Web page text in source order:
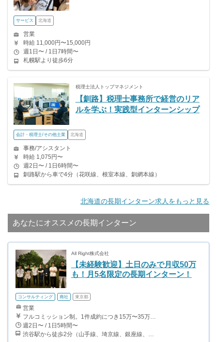
サービス 北海道
営業
時給 11,000円〜15,000円
週1日〜 / 1日7時間〜
札幌駅より徒歩6分
税理士法人トップマネジメント
【釧路】税理士事務所で経営のリア
ルを学ぶ！実践型インターンシップ
会計・税理士/その他士業 北海道
事務/アシスタント
時給 1,075円〜
週2日〜 / 1日6時間〜
釧路駅から車で4分（花咲線、根室本線、釧網本線）
北海道の長期インターン求人をもっと見る
あなたにオススメの長期インターン
All Right株式会社
【未経験歓迎】土日のみで月収50万
も！月5名限定の長期インターン！
コンサルティング 商社 東京都
営業
フルコミッション制。1件成約につき15万〜35万円 ・アポインター：15万〜25万 ・クローザー：30万円〜 ※月8回以上の勤務をした方には、別途5万円〜10万円を追加でお支払いします。金額は、それまでに獲得した契約件数によって決まります。
週2日〜 / 1日5時間〜